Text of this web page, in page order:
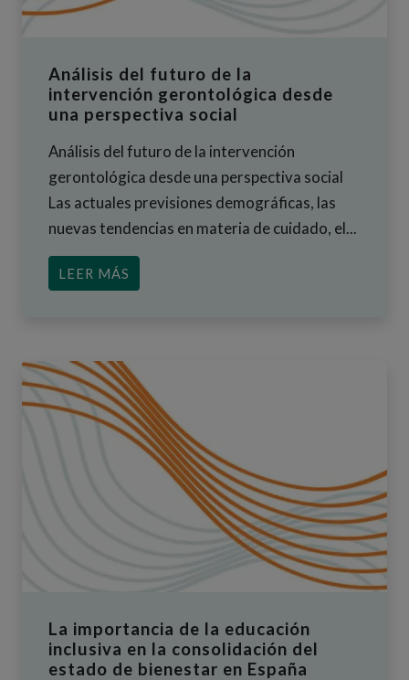
Análisis del futuro de la
intervención gerontológica desde
una perspectiva social
Análisis del futuro de la intervención
gerontológica desde una perspectiva social
Las actuales previsiones demográficas, las
nuevas tendencias en materia de cuidado, el...
LEER MÁS
La importancia de la educación
inclusiva en la consolidación del
estado de bienestar en España